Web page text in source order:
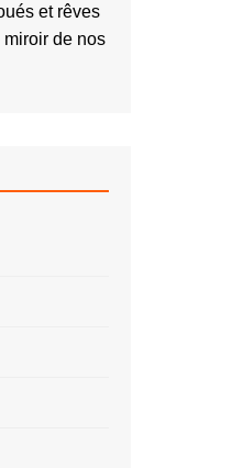
et rêves
miroir de nos